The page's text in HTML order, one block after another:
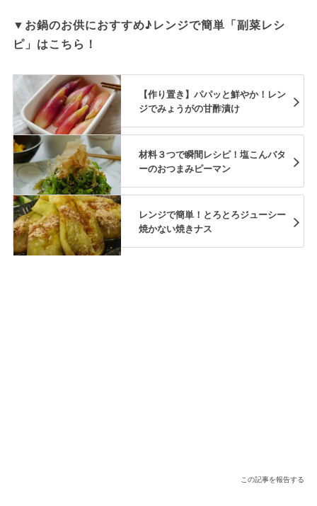
▼お鍋のお供におすすめ♪レンジで簡単「副菜レシ
ピ」はこちら！
【作り置き】パパッと鮮やか！レン
ジでみょうがの甘酢漬け
材料３つで瞬間レシピ！塩こんバタ
ーのおつまみピーマン
レンジで簡単！とろとろジューシー
焼かない焼きナス
この記事を報告する